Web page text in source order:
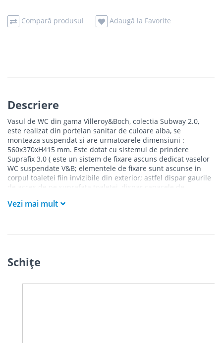
Compară produsul Adaugă la Favorite
Descriere
Vasul de WC din gama Villeroy&Boch, colectia Subway 2.0,
este realizat din portelan sanitar de culoare alba, se
monteaza suspendat si are urmatoarele dimensiuni :
560x370xH415 mm. Este dotat cu sistemul de prindere
Suprafix 3.0 ( este un sistem de fixare ascuns dedicat vaselor
WC suspendate V&B; elementele de fixare sunt ascunse in
corpul toaletei fiin invizibile din exterior; astfel dispar gaurile
de acces de pe suprafata toaletei, dispar capacele de
Prezinta tehnologie Direct Flush ( vasele WC fabricate in
Jetul de apa este astfel directionat incat spala perfect , dar nu
Vezi mai mult
Schiţe